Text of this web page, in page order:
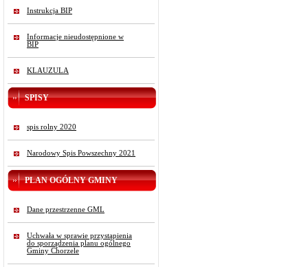
Instrukcja BIP
Informacje nieudostępnione w
BIP
KLAUZULA
SPISY
spis rolny 2020
Narodowy Spis Powszechny 2021
PLAN OGÓLNY GMINY
Dane przestrzenne GML
Uchwała w sprawie przystąpienia
do sporządzenia planu ogólnego
Gminy Chorzele